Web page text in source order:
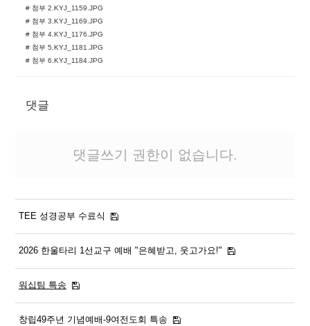
# 첨부 2.KYJ_1159.JPG
# 첨부 3.KYJ_1169.JPG
# 첨부 4.KYJ_1176.JPG
# 첨부 5.KYJ_1181.JPG
# 첨부 6.KYJ_1184.JPG
댓글
댓글쓰기 권한이 없습니다.
TEE 성경공부 수료식
2026 한울타리 1선교구 예배 "은혜받고, 웃고가요!"
워십팀 특송
창립49주년 기념예배-9여전도회 특송